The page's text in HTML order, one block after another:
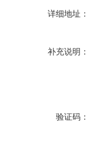
详细地址：
补充说明：
验证码：